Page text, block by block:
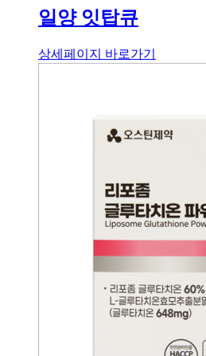
일양 잇탑큐
상세페이지 바로가기